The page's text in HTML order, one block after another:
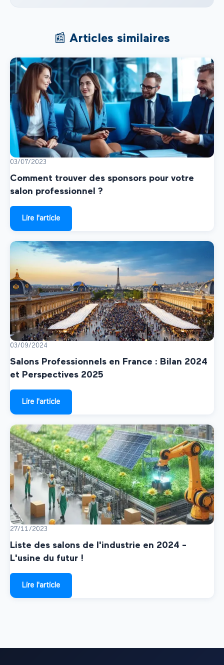
📰 Articles similaires
03/07/2023
Comment trouver des sponsors pour votre
salon professionnel ?
Lire l'article
03/09/2024
Salons Professionnels en France : Bilan 2024
et Perspectives 2025
Lire l'article
27/11/2023
Liste des salons de l'industrie en 2024 -
L'usine du futur !
Lire l'article